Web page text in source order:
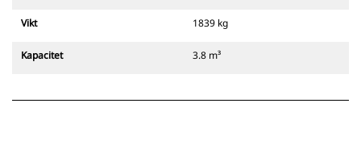
Vikt 1839 kg
Kapacitet 3.8 m³